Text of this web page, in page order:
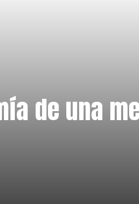
de una